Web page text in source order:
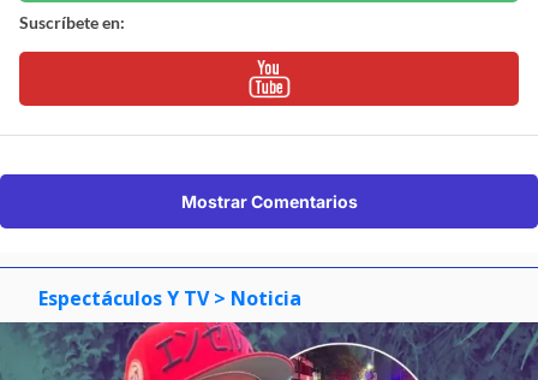
Suscríbete en:
Mostrar Comentarios
Espectáculos Y TV > Noticia